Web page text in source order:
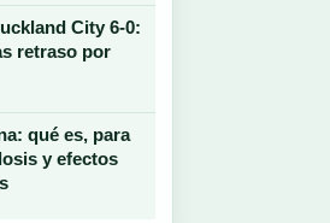
City 6-0:
retraso por
qué es, para
y efectos